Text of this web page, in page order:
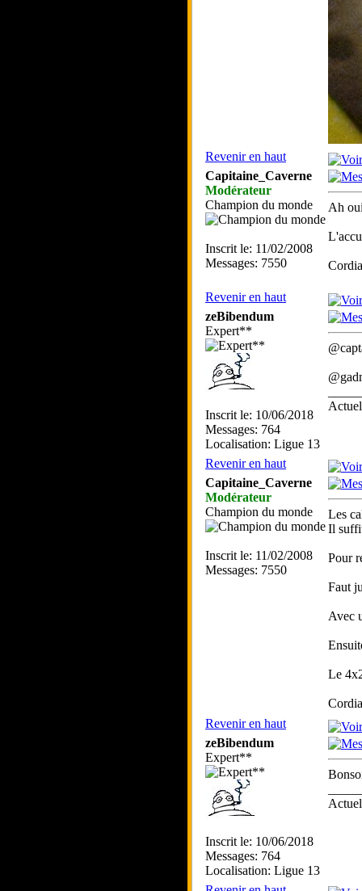
Revenir en haut
Capitaine_Caverne
Modérateur
Champion du monde
Inscrit le: 11/02/2008
Messages: 7550
Ah
Revenir en haut
zeBibendum
Expert**
Inscrit le: 10/06/2018
Messages: 764
Localisation: Ligue 13
Revenir en haut
Capitaine_Caverne
Modérateur
Champion du monde
Inscrit le: 11/02/2008
Messages: 7550
Les
Il
Pour
Faut
Avec
Le
Revenir en haut
zeBibendum
Expert**
Inscrit le: 10/06/2018
Messages: 764
Localisation: Ligue 13